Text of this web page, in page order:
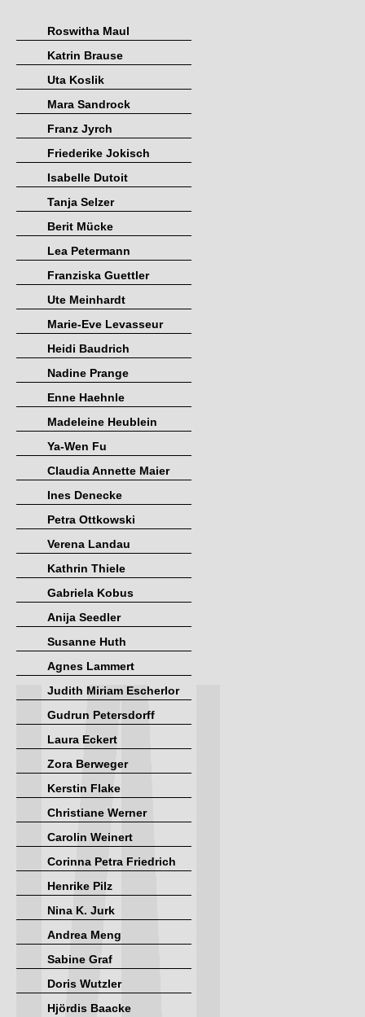
Roswitha Maul
Katrin Brause
Uta Koslik
Mara Sandrock
Franz Jyrch
Friederike Jokisch
Isabelle Dutoit
Tanja Selzer
Berit Mücke
Lea Petermann
Franziska Guettler
Ute Meinhardt
Marie-Eve Levasseur
Heidi Baudrich
Nadine Prange
Enne Haehnle
Madeleine Heublein
Ya-Wen Fu
Claudia Annette Maier
Ines Denecke
Petra Ottkowski
Verena Landau
Kathrin Thiele
Gabriela Kobus
Anija Seedler
Susanne Huth
Agnes Lammert
Judith Miriam Escherlor
Gudrun Petersdorff
Laura Eckert
Zora Berweger
Kerstin Flake
Christiane Werner
Carolin Weinert
Corinna Petra Friedrich
Henrike Pilz
Nina K. Jurk
Andrea Meng
Sabine Graf
Doris Wutzler
Hjördis Baacke